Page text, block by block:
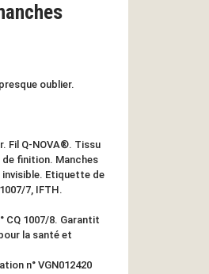
oublier.
Fil Q-NOVA®. Tissu
de finition. Manches
Etiquette de
7, IFTH.
CQ 1007/8. Garantit
la santé et
n° VGN012420